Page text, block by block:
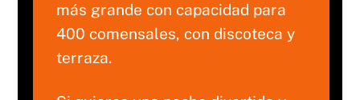
más grande con capacidad para
400 comensales, con discoteca y
terraza.